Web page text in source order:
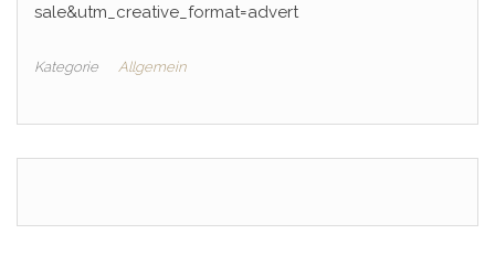
sale&utm_creative_format=advert
Kategorie Allgemein